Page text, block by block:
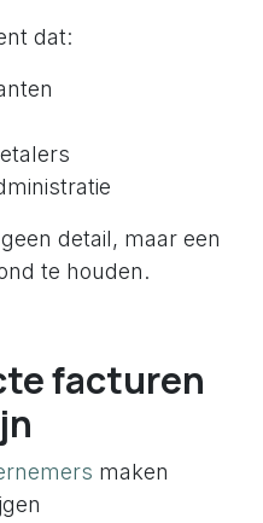
dat:
detail, maar een
te houden.
facturen
maken